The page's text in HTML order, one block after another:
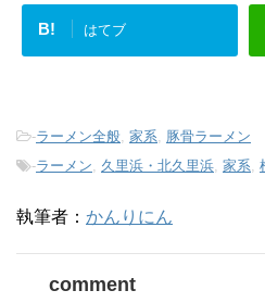
B! はてブ
-ラーメン全般 家系
豚骨ラーメン
-ラーメン 久里浜・北久里浜 家系
執筆者： かんりにん
comment